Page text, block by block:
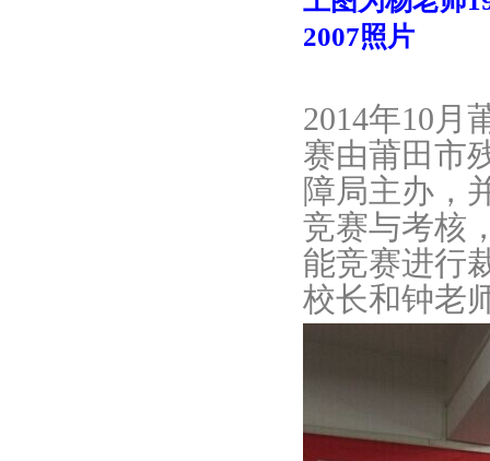
2007照片
2014年10月
赛由莆田市
障局主办，
竞赛与考核
能竞赛进行
校长和钟老